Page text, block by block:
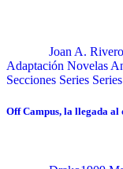
Joan A. Rivero
Adaptación Novelas
Secciones Series
Off Campus, la llegada al